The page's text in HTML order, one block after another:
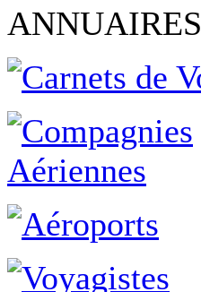
ANNUAIRES